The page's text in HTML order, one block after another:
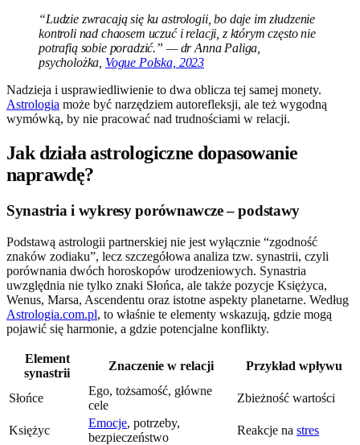
“Ludzie zwracają się ku astrologii, bo daje im złudzenie
kontroli nad chaosem uczuć i relacji, z którym często nie
potrafią sobie poradzić.” — dr Anna Paliga,
psycholożka, Vogue Polska, 2023
Nadzieja i usprawiedliwienie to dwa oblicza tej samej monety.
Astrologia może być narzędziem autorefleksji, ale też wygodną
wymówką, by nie pracować nad trudnościami w relacji.
Jak działa astrologiczne dopasowanie
naprawdę?
Synastria i wykresy porównawcze – podstawy
Podstawą astrologii partnerskiej nie jest wyłącznie “zgodność
znaków zodiaku”, lecz szczegółowa analiza tzw. synastrii, czyli
porównania dwóch horoskopów urodzeniowych. Synastria
uwzględnia nie tylko znaki Słońca, ale także pozycje Księżyca,
Wenus, Marsa, Ascendentu oraz istotne aspekty planetarne. Według
Astrologia.com.pl, to właśnie te elementy wskazują, gdzie mogą
pojawić się harmonie, a gdzie potencjalne konflikty.
Element
synastrii
Znaczenie w relacji Przykład wpływu
Słońce
Ego, tożsamość, główne
cele
Zbieżność wartości
Księżyc
Emocje, potrzeby,
bezpieczeństwo
Reakcje na stres